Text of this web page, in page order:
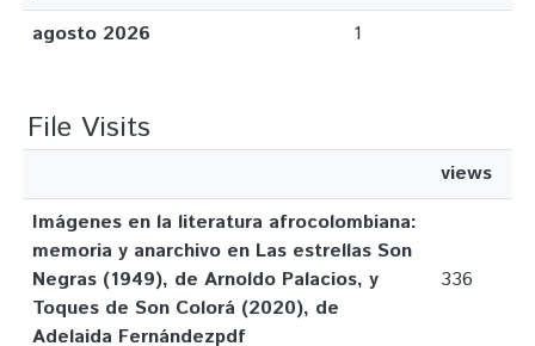
agosto 2026
1
File Visits
views
Imágenes en la literatura afrocolombiana:
memoria y anarchivo en Las estrellas Son
Negras (1949), de Arnoldo Palacios, y
Toques de Son Colorá (2020), de
Adelaida Fernándezpdf
336